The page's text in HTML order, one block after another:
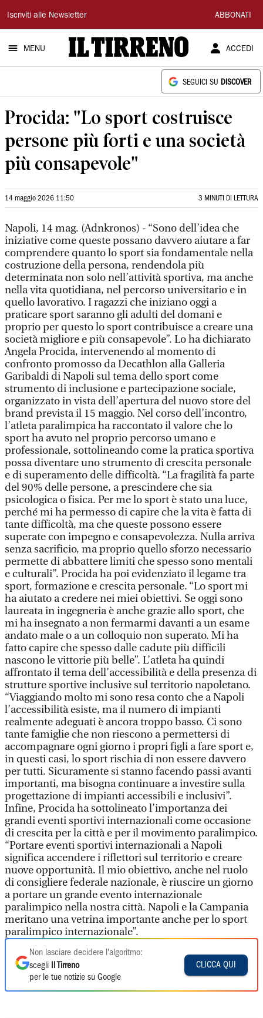
Il
Tirreno
Iscriviti alle Newsletter ABBONATI
MENU ACCEDI
SEGUICI SU DISCOVER
Procida: "Lo sport costruisce
persone più forti e una società
più consapevole"
14 maggio 2026 11:50 3 MINUTI DI LETTURA
Napoli, 14 mag. (Adnkronos) - “Sono dell’idea che
iniziative come queste possano davvero aiutare a far
comprendere quanto lo sport sia fondamentale nella
costruzione della persona, rendendola più
determinata non solo nell’attività sportiva, ma anche
nella vita quotidiana, nel percorso universitario e in
quello lavorativo. I ragazzi che iniziano oggi a
praticare sport saranno gli adulti del domani e
proprio per questo lo sport contribuisce a creare una
società migliore e più consapevole”. Lo ha dichiarato
Angela Procida, intervenendo al momento di
confronto promosso da Decathlon alla Galleria
Garibaldi di Napoli sul tema dello sport come
strumento di inclusione e partecipazione sociale,
organizzato in vista dell’apertura del nuovo store del
brand prevista il 15 maggio. Nel corso dell’incontro,
l’atleta paralimpica ha raccontato il valore che lo
sport ha avuto nel proprio percorso umano e
professionale, sottolineando come la pratica sportiva
possa diventare uno strumento di crescita personale
e di superamento delle difficoltà. “La fragilità fa parte
del 90% delle persone, a prescindere che sia
psicologica o fisica. Per me lo sport è stato una luce,
perché mi ha permesso di capire che la vita è fatta di
tante difficoltà, ma che queste possono essere
superate con impegno e consapevolezza. Nulla arriva
senza sacrificio, ma proprio quello sforzo necessario
permette di abbattere limiti che spesso sono mentali
e culturali”. Procida ha poi evidenziato il legame tra
sport, formazione e crescita personale. “Lo sport mi
ha aiutato a credere nei miei obiettivi. Se oggi sono
laureata in ingegneria è anche grazie allo sport, che
mi ha insegnato a non fermarmi davanti a un esame
andato male o a un colloquio non superato. Mi ha
fatto capire che spesso dalle cadute più difficili
nascono le vittorie più belle”. L’atleta ha quindi
affrontato il tema dell’accessibilità e della presenza di
strutture sportive inclusive sul territorio napoletano.
“Viaggiando molto mi sono resa conto che a Napoli
l’accessibilità esiste, ma il numero di impianti
realmente adeguati è ancora troppo basso. Ci sono
tante famiglie che non riescono a permettersi di
accompagnare ogni giorno i propri figli a fare sport e,
in questi casi, lo sport rischia di non essere davvero
per tutti. Sicuramente si stanno facendo passi avanti
importanti, ma bisogna continuare a investire sulla
progettazione di impianti accessibili e inclusivi”.
Infine, Procida ha sottolineato l’importanza dei
grandi eventi sportivi internazionali come occasione
di crescita per la città e per il movimento paralimpico.
“Portare eventi sportivi internazionali a Napoli
significa accendere i riflettori sul territorio e creare
nuove opportunità. Il mio obiettivo, anche nel ruolo
di consigliere federale nazionale, è riuscire un giorno
a portare un grande evento internazionale
paralimpico nella nostra città. Napoli e la Campania
meritano una vetrina importante anche per lo sport
paralimpico internazionale”.
Non lasciare decidere l'algoritmo:
scegli
Il Tirreno
per le tue notizie su Google
CLICCA QUI